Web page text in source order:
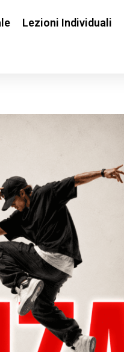
Lezioni Individuali